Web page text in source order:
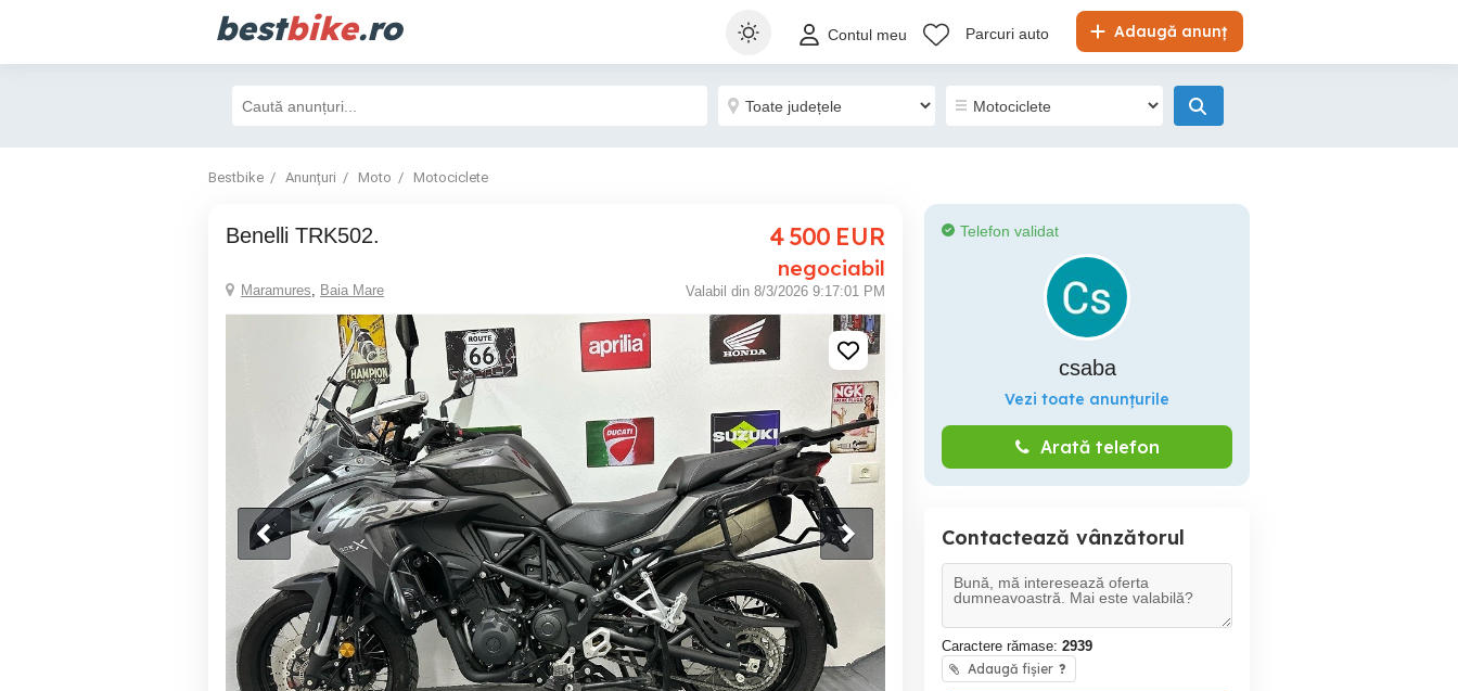
bestbike.ro Adaugă anunț
Contul meu Parcuri auto
Bestbike Anunțuri Moto Motociclete
Benelli TRK502. 4 500 EUR
negociabil
Maramures, Baia Mare Valabil din 8/3/2026 9:17:01 PM
Telefon validat
csaba
Vezi toate anunțurile
Arată telefon
Contactează vânzătorul
Caractere rămase: 2939
Adaugă fișier ?